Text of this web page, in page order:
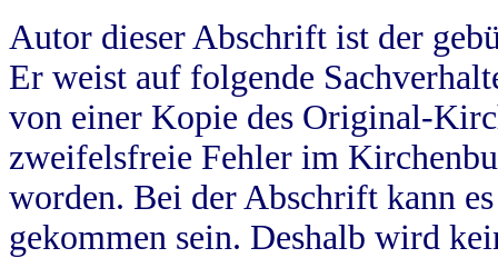
Autor dieser Abschrift ist der
Er weist auf folgende
von einer Kopie des Original-
zweifelsfreie Fehler im
worden. Bei der Abschrift kann
gekommen sein. Deshalb wird